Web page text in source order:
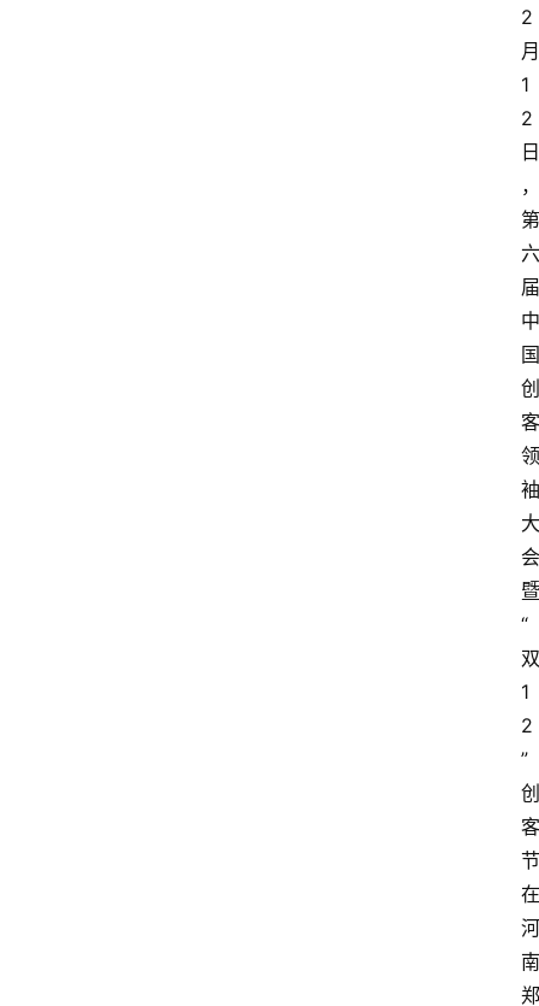
2
月
1
2
日
，
第
六
届
中
国
创
客
领
袖
大
会
暨
“
双
1
2
”
创
客
节
在
河
南
郑